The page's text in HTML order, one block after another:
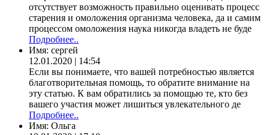
отсутствует возможность правильно оценивать процесс
старения и омоложения организма человека, да и самим
процессом омоложения наука никогда владеть не буде
Подробнее..
Имя: сергей
12.01.2020 | 14:54
Если вы понимаете, что вашей потребностью является
благотворительная помощь, то обратите внимание на
эту статью. К вам обратились за помощью те, кто без
вашего участия может лишиться увлекательного де
Подробнее..
Имя: Ольга